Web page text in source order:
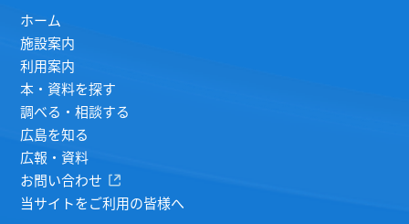
ホーム
施設案内
利用案内
本・資料を探す
調べる・相談する
広島を知る
広報・資料
お問い合わせ
当サイトをご利用の皆様へ